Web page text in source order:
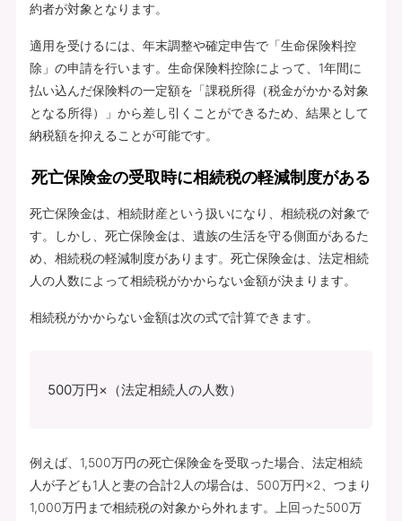
約者が対象となります。
適用を受けるには、年末調整や確定申告で「生命保険料控
除」の申請を行います。生命保険料控除によって、1年間に
払い込んだ保険料の一定額を「課税所得（税金がかかる対象
となる所得）」から差し引くことができるため、結果として
納税額を抑えることが可能です。
死亡保険金の受取時に相続税の軽減制度がある
死亡保険金は、相続財産という扱いになり、相続税の対象で
す。しかし、死亡保険金は、遺族の生活を守る側面があるた
め、相続税の軽減制度があります。死亡保険金は、法定相続
人の人数によって相続税がかからない金額が決まります。
相続税がかからない金額は次の式で計算できます。
500万円×（法定相続人の人数）
例えば、1,500万円の死亡保険金を受取った場合、法定相続
人が子ども1人と妻の合計2人の場合は、500万円×2、つまり
1,000万円まで相続税の対象から外れます。上回った500万